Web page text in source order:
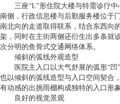
三座“L”形住院大楼与特需诊疗中
南侧，行政信息楼与后勤服务楼位于
南北向的走道取得联系，结合东西向
架，同时在主街两侧还衍生出多条就
次分明的鱼骨式交通网络体系。
倾斜的弧线外观造型
医院主入口以大气舒展的弧形“凹
也以倾斜的弧线造型与入口空间契合
有动感的出挑雨棚构成独特的入口形象
良好的视觉景观